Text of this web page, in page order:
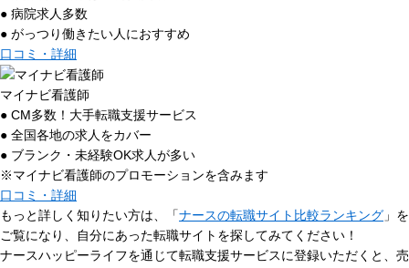
● 病院求人多数
● がっつり働きたい人におすすめ
口コミ・詳細
マイナビ看護師
● CM多数！大手転職支援サービス
● 全国各地の求人をカバー
● ブランク・未経験OK求人が多い
※マイナビ看護師のプロモーションを含みます
口コミ・詳細
もっと詳しく知りたい方は、「ナースの転職サイト比較ランキング 」を
ご覧になり、自分にあった転職サイトを探してみてください！
ナースハッピーライフを通じて転職支援サービスに登録いただくと、売